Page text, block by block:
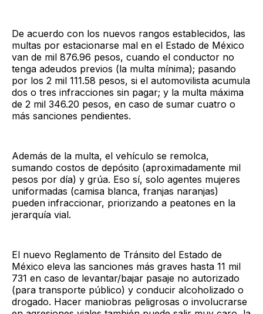
De acuerdo con los nuevos rangos establecidos, las
multas por estacionarse mal en el Estado de México
van de mil 876.96 pesos, cuando el conductor no
tenga adeudos previos (la multa mínima); pasando
por los 2 mil 111.58 pesos, si el automovilista acumula
dos o tres infracciones sin pagar; y la multa máxima
de 2 mil 346.20 pesos, en caso de sumar cuatro o
más sanciones pendientes.
Además de la multa, el vehículo se remolca,
sumando costos de depósito (aproximadamente mil
pesos por día) y grúa. Eso sí, solo agentes mujeres
uniformadas (camisa blanca, franjas naranjas)
pueden infraccionar, priorizando a peatones en la
jerarquía vial.
El nuevo Reglamento de Tránsito del Estado de
México eleva las sanciones más graves hasta 11 mil
731 en caso de levantar/bajar pasaje no autorizado
(para transporte público) y conducir alcoholizado o
drogado. Hacer maniobras peligrosas o involucrarse